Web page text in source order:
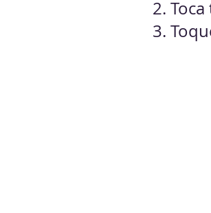
2.
3.